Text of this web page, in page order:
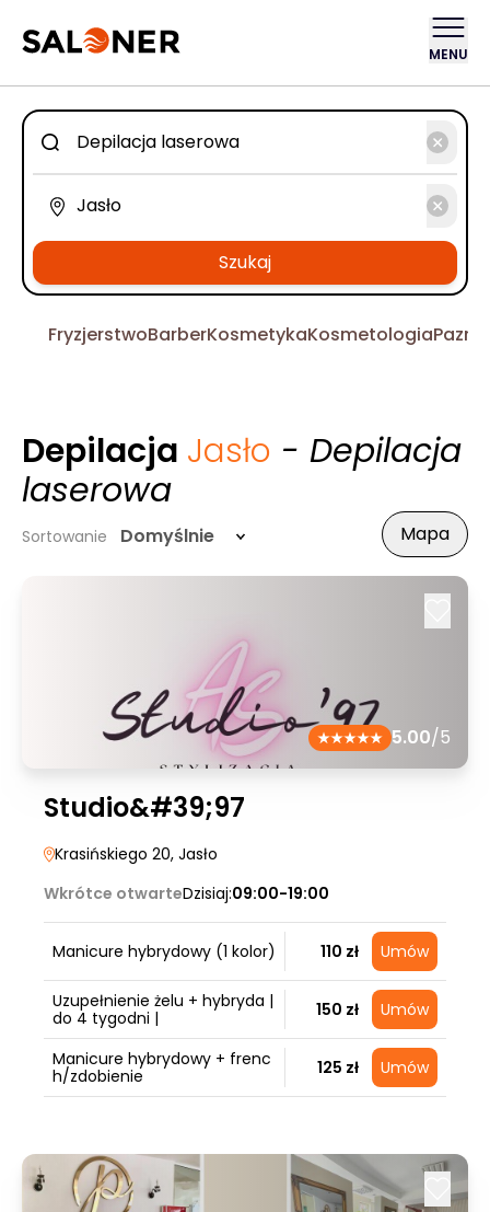
MENU
Szukaj
FryzjerstwoBarberKosmetykaKosmetologia
Depilacja Jasło - Depilacja
laserowa
Sortowanie Domyślnie Mapa
5.00/5
Studio&#39;97
Krasińskiego 20, Jasło
Wkrótce otwarteDzisiaj:09:00-19:00
Manicure hybrydowy (1 kolor) 110 zł Umów
Uzupełnienie żelu + hybryda |
do 4 tygodni |
150 zł Umów
Manicure hybrydowy + frenc
h/zdobienie
125 zł Umów